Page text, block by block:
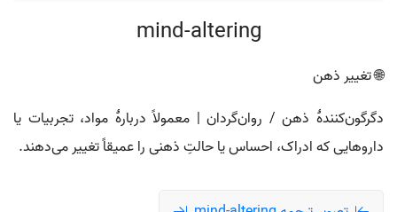
mind-altering
🌐 تغییر ذهن
دگرگون‌کنندهٔ ذهن / روان‌گردان | معمولاً دربارهٔ مواد، تجربیات یا
داروهایی که ادراک، احساس یا حالتِ ذهنی را عمیقاً تغییر می‌دهند.